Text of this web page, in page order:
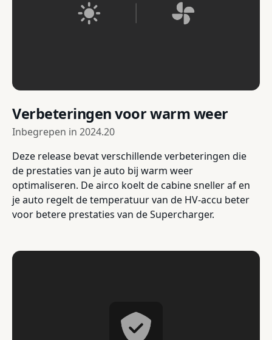
Verbeteringen voor warm weer
Inbegrepen in 2024.20
Deze release bevat verschillende verbeteringen die
de prestaties van je auto bij warm weer
optimaliseren. De airco koelt de cabine sneller af en
je auto regelt de temperatuur van de HV-accu beter
voor betere prestaties van de Supercharger.